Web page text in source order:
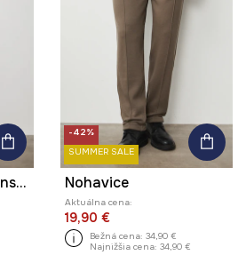
Nohavice slim fit pánske bavlnené s elastanom
-42%
SUMMER SALE
Nohavice
Aktuálna cena:
19,90 €
Bežná cena: 34,90 €
Najnižšia cena: 34,90 €